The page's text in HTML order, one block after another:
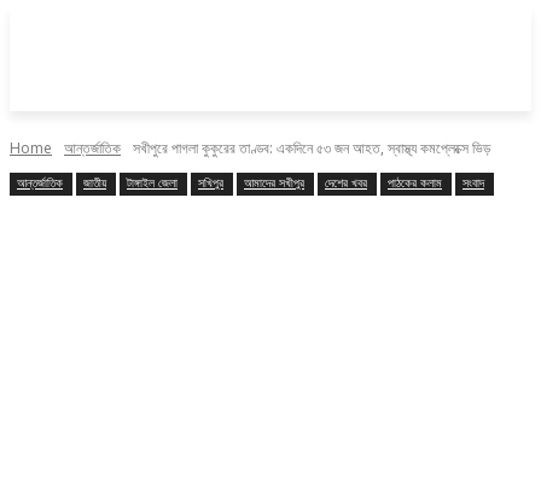
Home আন্তর্জাতিক সখীপুরে পাগলা কুকুরের তাণ্ডব: একদিনে ৫৩ জন আহত, স্বাস্থ্য কমপ্লেক্সে ভিড় ‎
আন্তর্জাতিক জাতীয় টাঙ্গাইল জেলা সখিপুর আমাদের সখীপুর দেশের খবর পাঠকের কলাম সংবাদ